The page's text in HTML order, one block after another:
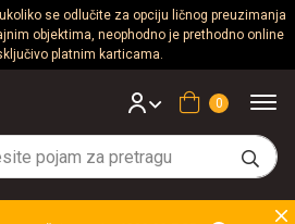
se odlučite za opciju ličnog preuzimanja
objektima, neophodno je prethodno online
platnim karticama.
Korpa